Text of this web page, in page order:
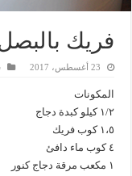
فريك
23 أغسطس، 2017
المكونات
١/٢ كيلو كبدة دجاج
١،٥ كوب فريك
٤ كوب ماء دافئ
١ مكعب مرقة دجاج كنور